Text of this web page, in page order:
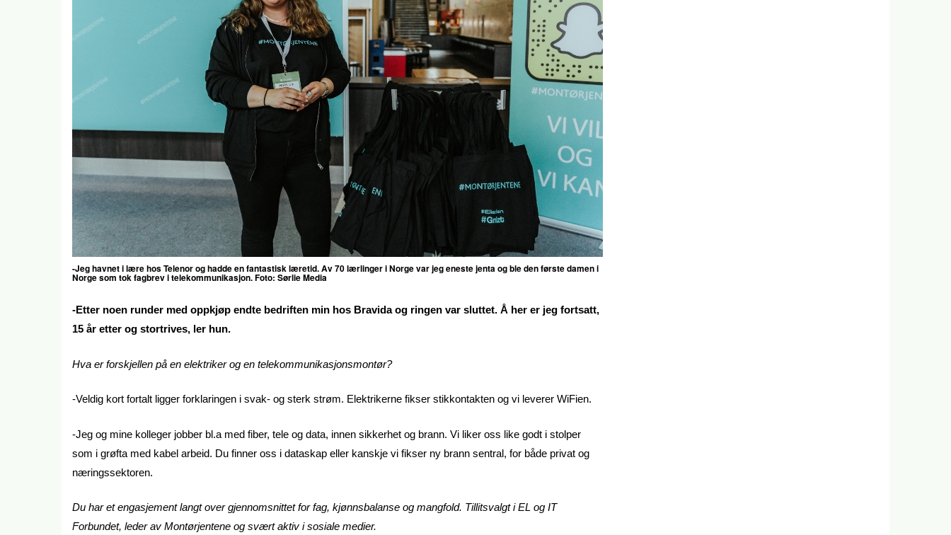
-Jeg havnet i lære hos Telenor og hadde en fantastisk læretid. Av 70 lærlinger i Norge var jeg eneste jenta og ble den første damen i
Norge som tok fagbrev i telekommunikasjon. Foto: Sørlie Media
-Etter noen runder med oppkjøp endte bedriften min hos Bravida og ringen var sluttet. Å her er jeg fortsatt,
15 år etter og stortrives, ler hun.
Hva er forskjellen på en elektriker og en telekommunikasjonsmontør?
-Veldig kort fortalt ligger forklaringen i svak- og sterk strøm. Elektrikerne fikser stikkontakten og vi leverer WiFien.
-Jeg og mine kolleger jobber bl.a med fiber, tele og data, innen sikkerhet og brann. Vi liker oss like godt i stolper
som i grøfta med kabel arbeid. Du finner oss i dataskap eller kanskje vi fikser ny brann sentral, for både privat og
næringssektoren.
Du har et engasjement langt over gjennomsnittet for fag, kjønnsbalanse og mangfold. Tillitsvalgt i EL og IT
Forbundet, leder av Montørjentene og svært aktiv i sosiale medier.